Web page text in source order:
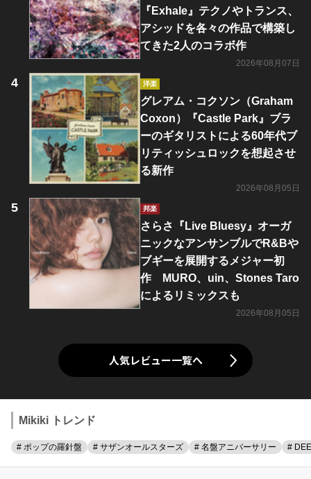
『Exhale』テクノやトランス、
アシッドを各々の作品で構築し
てきた2人のコラボ作
2026年08月07日
洋楽
グレアム・コクソン（Graham
Coxon）『Castle Park』ブラ
ーのギタリストによる60年代ブ
リティッシュロックを想起させ
る新作
2026年08月05日
邦楽
さらさ『Live Bluesy』オーガ
ニックなアンサンブルでR&Bや
ブギーを展開するメジャー初
作 MURO、uin、Stones Taro
によるリミックスも
2026年08月05日
人気レビュー一覧へ
Mikiki トレンド
# ポップの羅針盤 # サザンオールスターズ # 名盤アニバーサリー #